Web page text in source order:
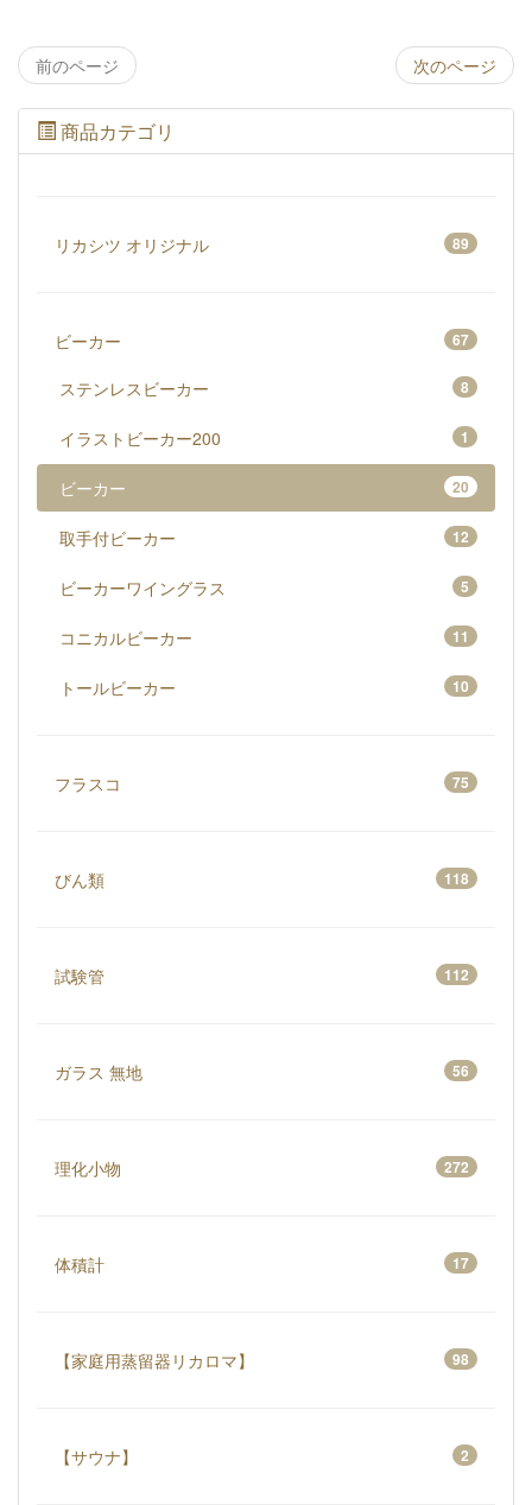
前のページ 次のページ
商品カテゴリ
リカシツ オリジナル 89
ビーカー 67
ステンレスビーカー 8
イラストビーカー200 1
ビーカー 20
取手付ビーカー 12
ビーカーワイングラス 5
コニカルビーカー 11
トールビーカー 10
フラスコ 75
びん類 118
試験管 112
ガラス 無地 56
理化小物 272
体積計 17
【家庭用蒸留器リカロマ】 98
【サウナ】 2